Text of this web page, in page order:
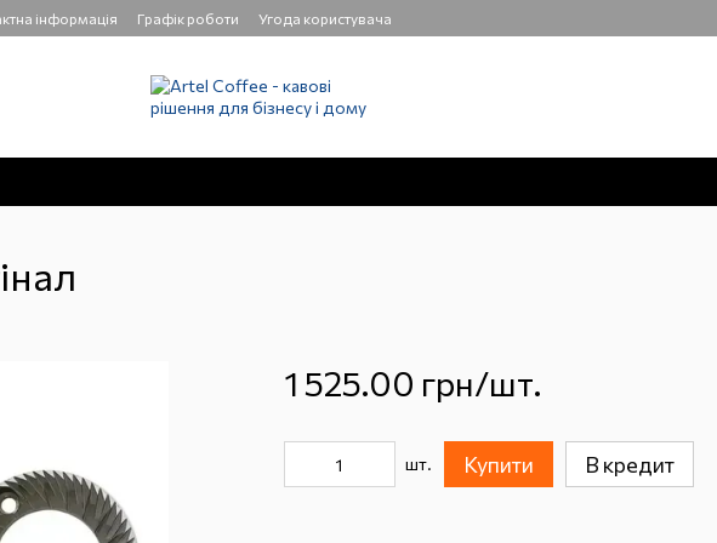
інформація Графік роботи Угода користувача
1 525.00 грн/шт.
шт. Купити В кредит